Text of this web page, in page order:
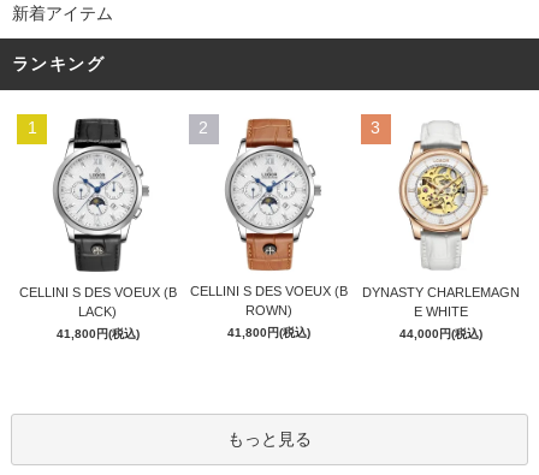
新着アイテム
ランキング
1
CELLINI S DES VOEUX (B
LACK)
41,800円(税込)
2
CELLINI S DES VOEUX (B
ROWN)
41,800円(税込)
3
DYNASTY CHARLEMAGN
E WHITE
44,000円(税込)
もっと見る